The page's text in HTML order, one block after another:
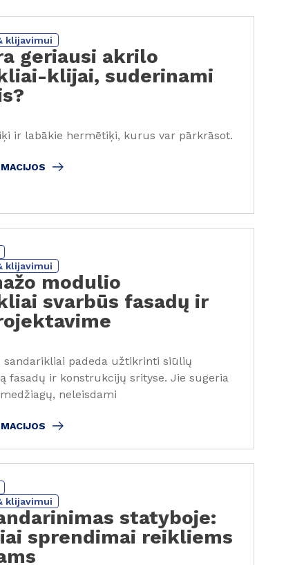
klijavimui
geriausi akrilo
klijai, suderinami
ir labākie hermētiķi, kurus var pārkrāsot.
klijavimui
modulio
svarbūs fasadų ir
sandarikliai padeda užtikrinti siūlių
fasadų ir konstrukcijų srityse. Jie sugeria
neleisdami
klijavimui
statyboje:
sprendimai reikliems